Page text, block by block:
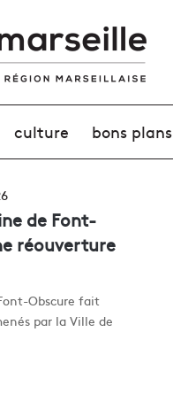
culture bons plans
de Font-
réouverture
Obscure fait
par la Ville de